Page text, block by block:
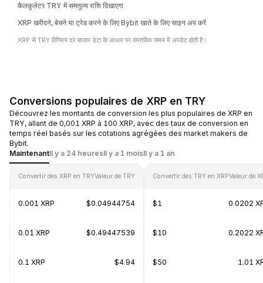
कैलकुलेटर TRY में समतुल्य राशि दिखाएगा
XRP खरीदने, बेचने या ट्रेड करने के लिए Bybit खाते के लिए साइन अप करें
XRP से TRY विनिमय दर बाजार डेटा के आधार पर वास्तविक समय में अपडेट होती है।
Conversions populaires de XRP en TRY
Découvrez les montants de conversion les plus populaires de XRP en
TRY, allant de 0,001 XRP à 100 XRP, avec des taux de conversion en
temps réel basés sur les cotations agrégées des market makers de
Bybit.
MaintenantIl y a 24 heuresIl y a 1 moisIl y a 1 an
Convertir des XRP en TRYValeur de TRY
0.001 XRP $0.04944754
0.01 XRP $0.49447539
0.1 XRP $4.94
Convertir des TRY en XRPValeur de
$1 0.0202
$10 0.2022
$50 1.01